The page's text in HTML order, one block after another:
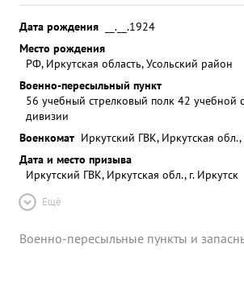
Дата рождения
__.__.1924
Место рождения
РФ, Иркутская область, Усольский район
Военно-пересыльный пункт
56 учебный стрелковый полк 42 учебной
дивизии
Военкомат Иркутский ГВК, Иркутская обл.,
Дата и место призыва
Иркутский ГВК, Иркутская обл., г. Иркутск
Ещё
Военно-пересыльные пункты и